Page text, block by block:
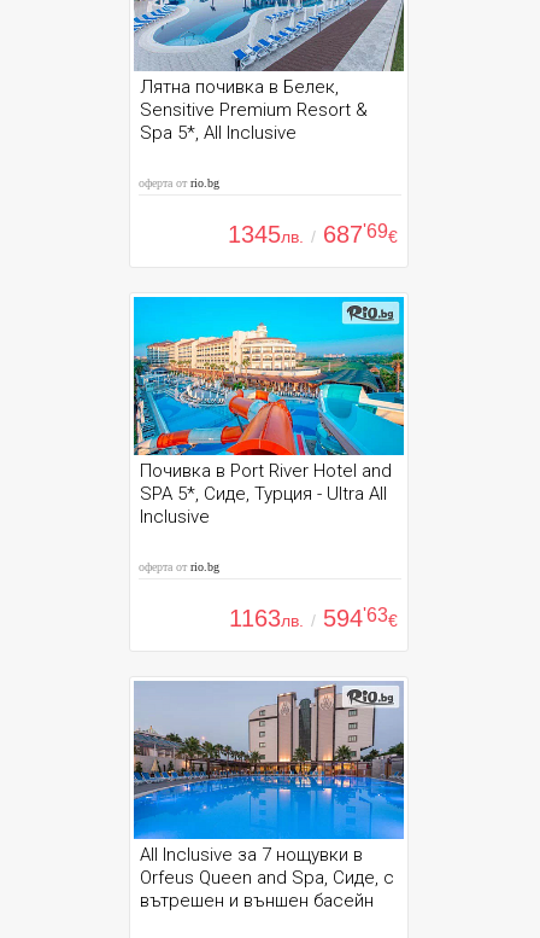
Лятна почивка в Белек,
Sensitive Premium Resort &
Spa 5*, All Inclusive
оферта отrio.bg
1345лв. / 687'69€
Почивка в Port River Hotel and
SPA 5*, Сиде, Турция - Ultra All
Inclusive
оферта отrio.bg
1163лв. / 594'63€
All Inclusive за 7 нощувки в
Orfeus Queen and Spa, Сиде, с
вътрешен и външен басейн